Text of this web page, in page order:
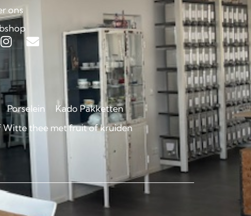
ons
Porselein
Kado Pakketten
Witte thee met fruit of kruiden